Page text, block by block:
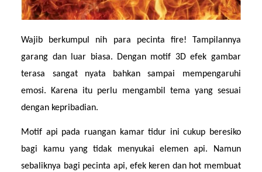
Wajib berkumpul nih para pecinta fire! Tampilannya
garang dan luar biasa. Dengan motif 3D efek gambar
terasa sangat nyata bahkan sampai mempengaruhi
emosi. Karena itu perlu mengambil tema yang sesuai
dengan kepribadian.
Motif api pada ruangan kamar tidur ini cukup beresiko
bagi kamu yang tidak menyukai elemen api. Namun
sebaliknya bagi pecinta api, efek keren dan hot membuat